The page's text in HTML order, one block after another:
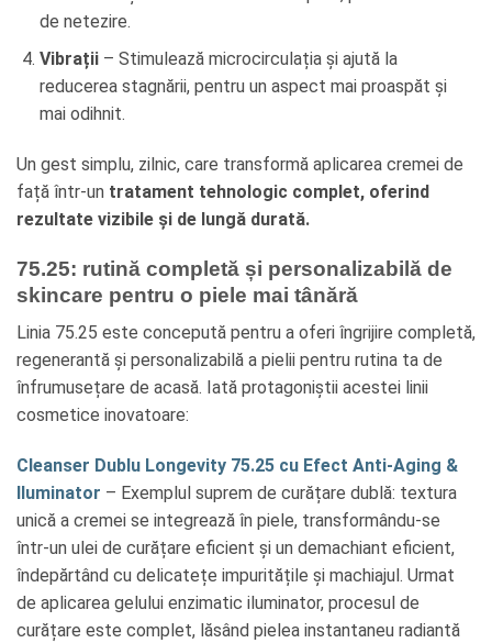
de netezire.
Vibrații– Stimulează microcirculația și ajută la
reducerea stagnării, pentru un aspect mai proaspăt și
mai odihnit.
Un gest simplu, zilnic, care transformă aplicarea cremei de
față într-un tratament tehnologic complet, oferind
rezultate vizibile și de lungă durată.
75.25: rutină completă și personalizabilă de
skincare pentru o piele mai tânără
Linia 75.25 este concepută pentru a oferi îngrijire completă,
regenerantă și personalizabilă a pielii pentru rutina ta de
înfrumusețare de acasă. Iată protagoniștii acestei linii
cosmetice inovatoare:
Cleanser Dublu Longevity 75.25 cu Efect Anti-Aging &
Iluminator – Exemplul suprem de curățare dublă: textura
unică a cremei se integrează în piele, transformându-se
într-un ulei de curățare eficient și un demachiant eficient,
îndepărtând cu delicatețe impuritățile și machiajul. Urmat
de aplicarea gelului enzimatic iluminator, procesul de
curățare este complet, lăsând pielea instantaneu radiantă